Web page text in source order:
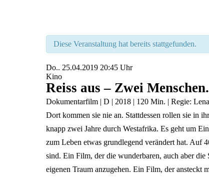
Diese Veranstaltung hat bereits stattgefunden.
Do.. 25.04.2019 20:45 Uhr
Kino
Reiss aus – Zwei
Dokumentarfilm | D | 2018 | 120 Min. | Regie:
Dort kommen sie nie an. Stattdessen rollen sie in
knapp zwei Jahre durch Westafrika. Es geht um
zum Leben etwas grundlegend verändert hat. Auf
sind. Ein Film, der die wunderbaren, auch aber
eigenen Traum anzugehen. Ein Film, der